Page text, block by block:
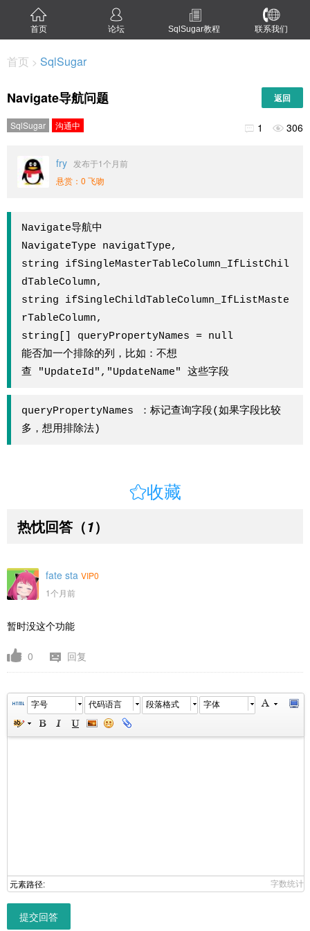
首页 论坛 SqlSugar教程 联系我们
首页 > SqlSugar
Navigate导航问题 返回
SqlSugar 沟通中  1  306
fry 发布于1个月前
悬赏：0 飞吻
Navigate导航中
NavigateType navigatType,
string ifSingleMasterTableColumn_IfListChil
dTableColumn,
string ifSingleChildTableColumn_IfListMaste
rTableColumn,
string[] queryPropertyNames = null
能否加一个排除的列，比如：不想
查 "UpdateId","UpdateName" 这些字段
queryPropertyNames ：标记查询字段(如果字段比较
多，想用排除法)
收藏
热忱回答 （1）
fate sta VIP0
1个月前
暂时没这个功能
0 回复
字号 代码语言 段落格式 字体
元素路径: 字数统计
提交回答